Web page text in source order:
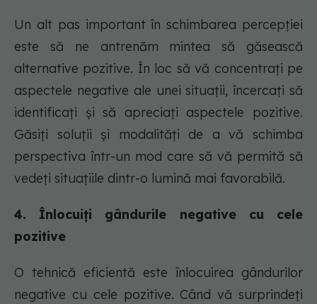
Un alt pas important în schimbarea percepției
este să ne antrenăm mintea să găsească
alternative pozitive. În loc să vă concentrați pe
aspectele negative ale unei situații, încercați să
identificați și să apreciați aspectele pozitive.
Găsiți soluții și modalități de a vă schimba
perspectiva într-un mod care să vă permită să
vedeți situațiile dintr-o lumină mai favorabilă.
4. Înlocuiți gândurile negative cu cele
pozitive
O tehnică eficientă este înlocuirea gândurilor
negative cu cele pozitive. Când vă surprindeți